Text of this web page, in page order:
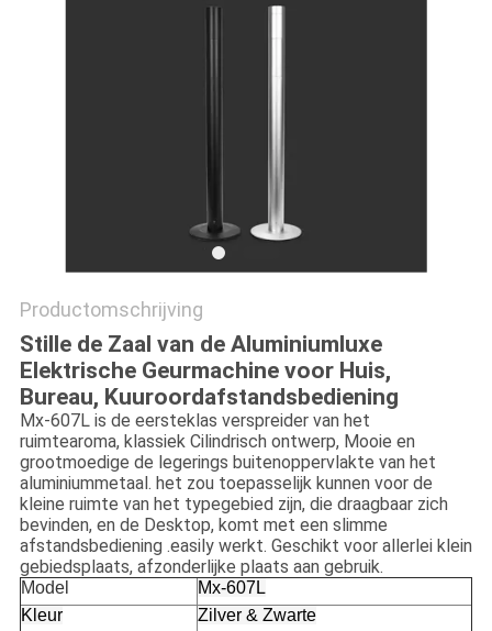
Productomschrijving
Stille de Zaal van de Aluminiumluxe
Elektrische Geurmachine voor Huis,
Bureau, Kuuroordafstandsbediening
Mx-607L is de eersteklas verspreider van het
ruimtearoma, klassiek Cilindrisch ontwerp, Mooie en
grootmoedige de legerings buitenoppervlakte van het
aluminiummetaal. het zou toepasselijk kunnen voor de
kleine ruimte van het typegebied zijn, die draagbaar zich
bevinden, en de Desktop, komt met een slimme
afstandsbediening .easily werkt. Geschikt voor allerlei klein
gebiedsplaats, afzonderlijke plaats aan gebruik.
Model
Mx-607L
Kleur
Zilver & Zwarte